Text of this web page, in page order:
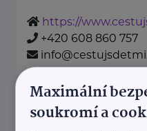
https://
+420 608 860 757
Český zahrádkářský
Maximální
soukromí a